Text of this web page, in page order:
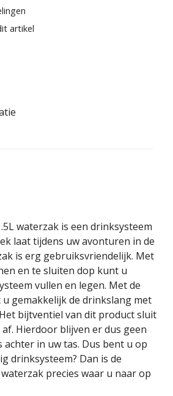
artikel
waterzak is een drinksysteem
laat tijdens uw avonturen in de
is erg gebruiksvriendelijk. Met
en te sluiten dop kunt u
vullen en legen. Met de
gemakkelijk de drinkslang met
bijtventiel van dit product sluit
Hierdoor blijven er dus geen
achter in uw tas. Dus bent u op
drinksysteem? Dan is de
precies waar u naar op